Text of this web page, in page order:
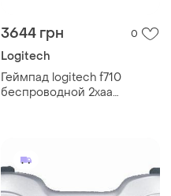
3644 грн 0
Logitech
Геймпад logitech f710
беспроводной 2хaa